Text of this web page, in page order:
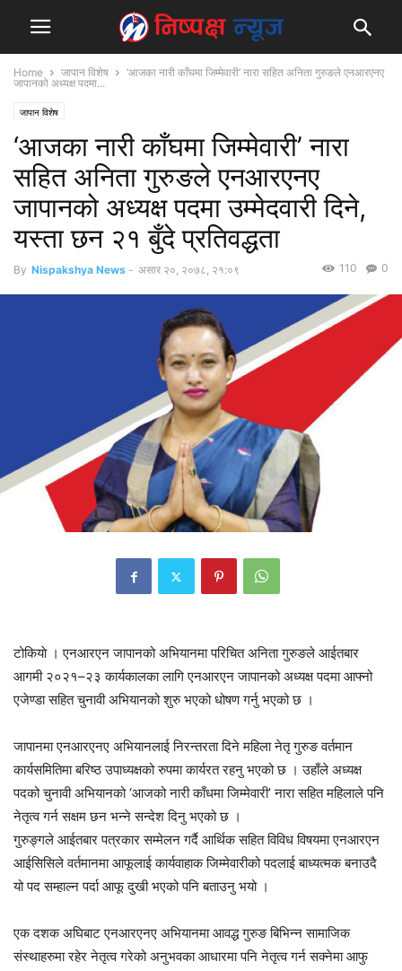
Home जापान विशेष
‘आजका नारी काँघमा जिम्मेवारी’ नारा सहित अनिता गुरुङले एनआरएनए
जापानको अध्यक्ष पदमा...
जापान विशेष
‘आजका नारी काँघमा जिम्मेवारी’ नारा
सहित अनिता गुरुङले एनआरएनए
जापानको अध्यक्ष पदमा उम्मेदवारी दिने,
यस्ता छन २१ बुँदे प्रतिवद्धता
By Nispakshya News - असार २०, २०७८, २१:०९ 0
110
टोकियाे । एनआरएन जापानको अभियानमा परिचित अनिता गुरुङले आईतबार
आगमी २०२१–२३ कार्यकालका लागि एनआरएन जापानको अध्यक्ष पदमा आफ्नो
एजेण्डा सहित चुनावी अभियानको शुरु भएको धोषण गर्नु भएको छ ।
जापानमा एनआरएनए अभियानलाई निरन्तरता दिने महिला नेतृ गुरुङ वर्तमान
कार्यसमितिमा बरिष्ठ उपाध्यक्षको रुपमा कार्यरत रहनु भएको छ । उहाँले अध्यक्ष
पदको चुनावी अभियानको ‘आजको नारी काँधमा जिम्मेवारी’ नारा सहित महिलाले पनि
नेतृत्व गर्न सक्षम छन भन्ने सन्देश दिनु भएको छ ।
गुरुङ्गले आईतबार पत्रकार सम्मेलन गर्दै आर्थिक सहित विविध विषयमा एनआरएन
आईसिसिले वर्तमानमा आफूलाई कार्यवाहाक जिम्मेवारीको पदलाई बाध्यत्मक बनाउदै
यो पद सम्हाल्न पर्दा आफू दुखी भएको पनि बताउनु भयो ।
एक दशक अघिबाट एनआरएनए अभियानमा आवद्ध गुरुङ बिभिन्न सामाजिक
संस्थाहरुमा रहेर नेतृत्व गरेको अनुभवका आधारमा पनि नेतृत्व गर्न सक्नेमा आफु